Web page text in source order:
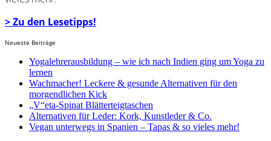
> Zu den Lesetipps!
Neueste Beiträge
Yogalehrerausbildung – wie ich nach Indien ging um Yoga zu
lernen
Wachmacher! Leckere & gesunde Alternativen für den
morgendlichen Kick
„V“eta-Spinat Blätterteigtaschen
Alternativen für Leder: Kork, Kunstleder & Co.
Vegan unterwegs in Spanien – Tapas & so vieles mehr!